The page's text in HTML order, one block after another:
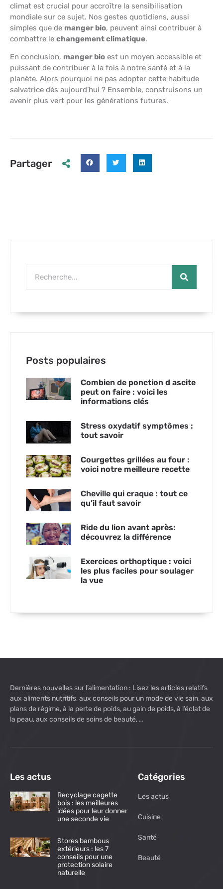
climat est crucial pour accroître la sensibilisation
mondiale sur ce sujet. Nos gestes quotidiens, aussi
simples que de manger bio, peuvent ainsi contribuer à
combattre le changement climatique.
En conclusion, manger bio est un moyen accessible et
puissant de contribuer à la fois à notre santé et à la
planète. Alors pourquoi ne pas adopter cette habitude
salvatrice dès aujourd’hui ? Ensemble, construisons un
avenir plus vert pour les générations futures.
Partager
Posts populaires
Combien de ponction d ascite
peut on faire : voici les
informations clés
Stress oxydatif symptômes :
tout savoir
Courgettes grillées au four :
voici notre meilleure recette
Cheville qui craque : tout ce
qu’il faut savoir
Ride du lion avant après:
découvrez la différence
Exercices orthoptique : voici
les plus faciles pour soulager
la vue
Dernières nouvelles sur l’alimentation : Lisez les articles relatifs
aux aliments nutritifs, aux conseils pour un mode de vie sain, aux
plans de régime, à la perte de poids, au gain de poids, à l’éclat de
la peau, aux conseils de soins de beauté, …
Les actus
Recyclage cagette
bois : les meilleures
idées pour leur donner
une seconde vie
Stores bambous
extérieurs : les 7
conseils pour une
protection solaire
naturelle
Catégories
Les actus
Cuisine
Santé
Beauté